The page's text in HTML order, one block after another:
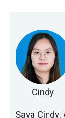
Cindy
Saya